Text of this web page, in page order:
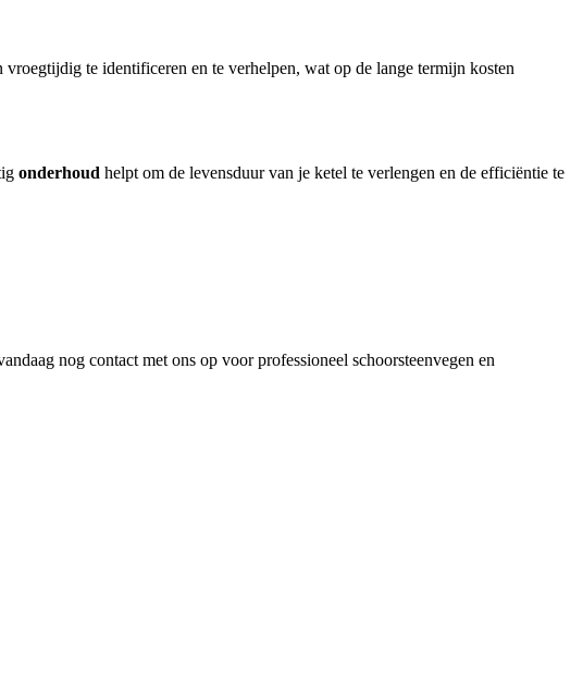
te identificeren en te verhelpen, wat op de lange termijn kosten
onderhoud helpt om de levensduur van je ketel te verlengen en de efficiëntie te
nog contact met ons op voor professioneel schoorsteenvegen en